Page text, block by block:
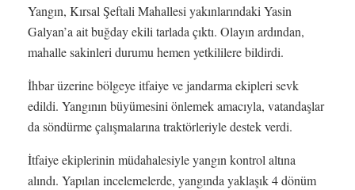
Yangın, Kırsal Şeftali Mahallesi yakınlarındaki Yasin
Galyan’a ait buğday ekili tarlada çıktı. Olayın ardından,
mahalle sakinleri durumu hemen yetkililere bildirdi.
İhbar üzerine bölgeye itfaiye ve jandarma ekipleri sevk
edildi. Yangının büyümesini önlemek amacıyla, vatandaşlar
da söndürme çalışmalarına traktörleriyle destek verdi.
İtfaiye ekiplerinin müdahalesiyle yangın kontrol altına
alındı. Yapılan incelemelerde, yangında yaklaşık 4 dönüm